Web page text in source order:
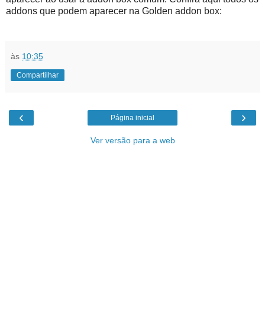
addons que podem aparecer na Golden addon box:
às 10:35
Compartilhar
‹ ›
Página inicial
Ver versão para a web